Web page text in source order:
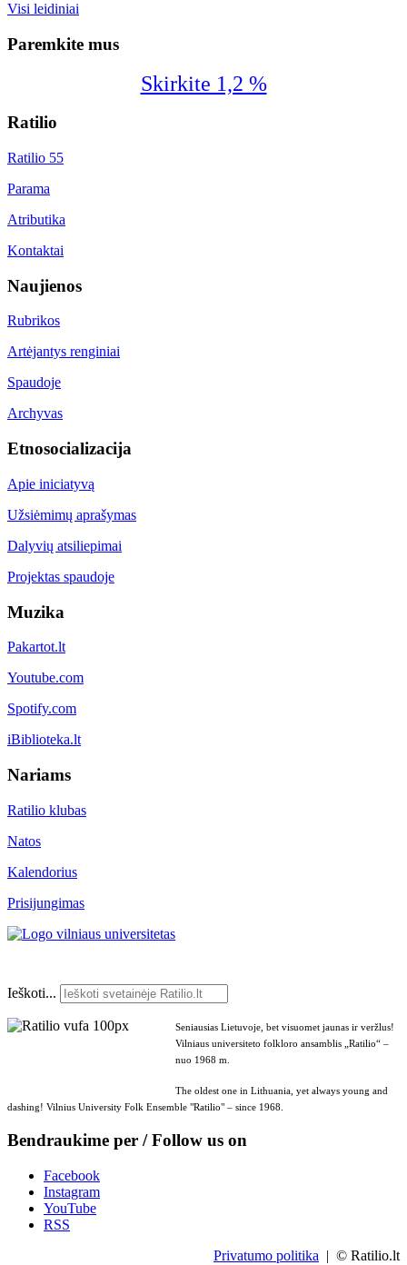
Visi leidiniai
Paremkite mus
Skirkite 1,2 %
Ratilio
Ratilio 55
Parama
Atributika
Kontaktai
Naujienos
Rubrikos
Artėjantys renginiai
Spaudoje
Archyvas
Etnosocializacija
Apie iniciatyvą
Užsiėmimų aprašymas
Dalyvių atsiliepimai
Projektas spaudoje
Muzika
Pakartot.lt
Youtube.com
Spotify.com
iBiblioteka.lt
Nariams
Ratilio klubas
Natos
Kalendorius
Prisijungimas
Ieškoti...
Seniausias Lietuvoje, bet visuomet jaunas ir veržlus!
Vilniaus universiteto folkloro ansamblis „Ratilio“ –
nuo 1968 m.
The oldest one in Lithuania, yet always young and
dashing! Vilnius University Folk Ensemble "Ratilio" – since 1968.
Bendraukime per / Follow us on
Facebook
Instagram
YouTube
RSS
Privatumo politika | © Ratilio.lt